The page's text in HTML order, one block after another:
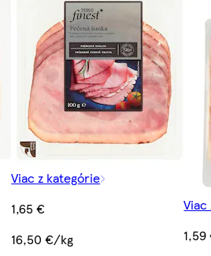
Viac z kategórie
1,65 €
16,50 €/kg
1,59